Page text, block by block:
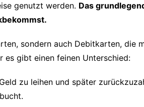
genutzt werden. Das
sondern auch Debitkarten, die
es gibt einen feinen Unterschied:
zu leihen und später